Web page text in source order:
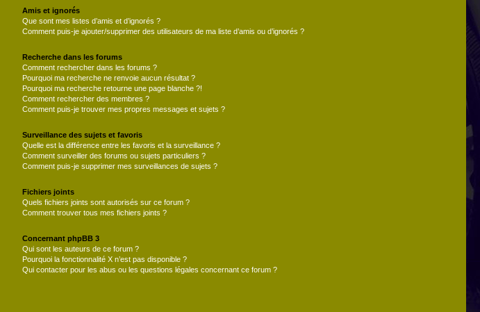
Amis et ignorés
Que sont mes listes d’amis et d’ignorés ?
Comment puis-je ajouter/supprimer des utilisateurs de ma liste d’amis ou d’ignorés ?
Recherche dans les forums
Comment rechercher dans les forums ?
Pourquoi ma recherche ne renvoie aucun résultat ?
Pourquoi ma recherche retourne une page blanche ?!
Comment rechercher des membres ?
Comment puis-je trouver mes propres messages et sujets ?
Surveillance des sujets et favoris
Quelle est la différence entre les favoris et la surveillance ?
Comment surveiller des forums ou sujets particuliers ?
Comment puis-je supprimer mes surveillances de sujets ?
Fichiers joints
Quels fichiers joints sont autorisés sur ce forum ?
Comment trouver tous mes fichiers joints ?
Concernant phpBB 3
Qui sont les auteurs de ce forum ?
Pourquoi la fonctionnalité X n’est pas disponible ?
Qui contacter pour les abus ou les questions légales concernant ce forum ?